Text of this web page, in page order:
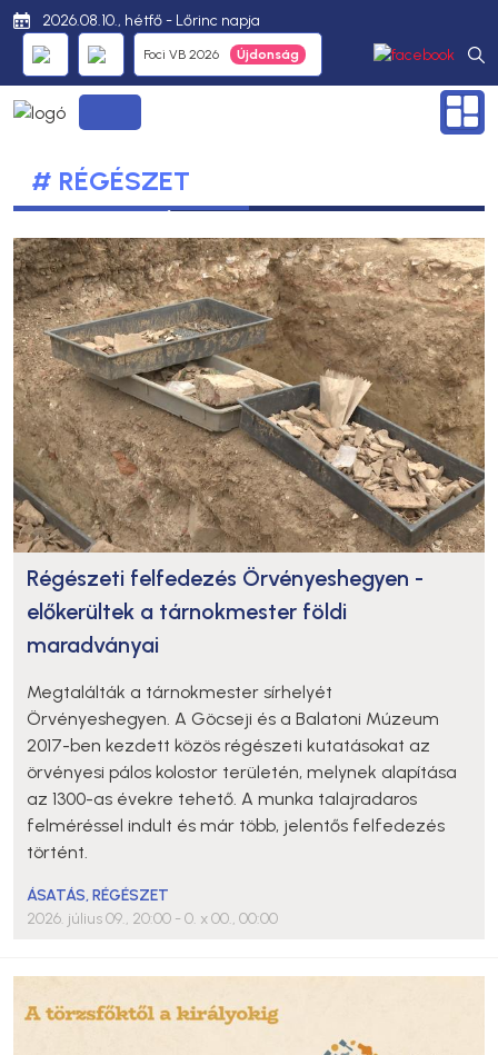
2026.08.10., hétfő - Lőrinc napja
Foci VB 2026
# RÉGÉSZET
Régészeti felfedezés Örvényeshegyen -
előkerültek a tárnokmester földi
maradványai
Megtalálták a tárnokmester sírhelyét
Örvényeshegyen. A Göcseji és a Balatoni Múzeum
2017-ben kezdett közös régészeti kutatásokat az
örvényesi pálos kolostor területén, melynek alapítása
az 1300-as évekre tehető. A munka talajradaros
felméréssel indult és már több, jelentős felfedezés
történt.
ÁSATÁS,RÉGÉSZET
2026. július 09., 20:00 - 0. x 00., 00:00